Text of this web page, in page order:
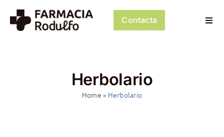
contenido
Psiconeuroinmunología
Contacta
Herbolario
Home » Herbolario